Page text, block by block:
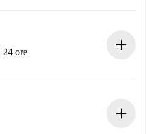
24 ore
nulla e ti proporremo